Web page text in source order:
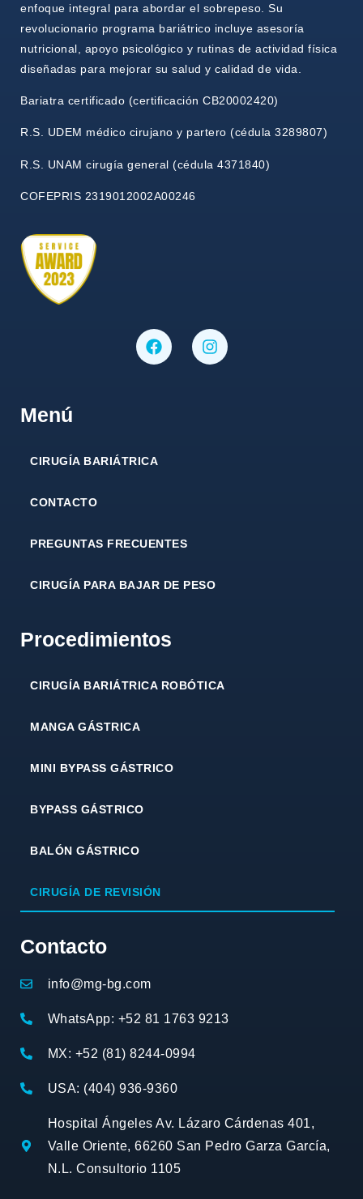
enfoque integral para abordar el sobrepeso. Su
revolucionario programa bariátrico incluye asesoría
nutricional, apoyo psicológico y rutinas de actividad física
diseñadas para mejorar su salud y calidad de vida.
Bariatra certificado (certificación CB20002420)
R.S. UDEM médico cirujano y partero (cédula 3289807)
R.S. UNAM cirugía general (cédula 4371840)
COFEPRIS 2319012002A00246
Menú
CIRUGÍA BARIÁTRICA
CONTACTO
PREGUNTAS FRECUENTES
CIRUGÍA PARA BAJAR DE PESO
Procedimientos
CIRUGÍA BARIÁTRICA ROBÓTICA
MANGA GÁSTRICA
MINI BYPASS GÁSTRICO
BYPASS GÁSTRICO
BALÓN GÁSTRICO
CIRUGÍA DE REVISIÓN
Contacto
info@mg-bg.com
WhatsApp: +52 81 1763 9213
MX: +52 (81) 8244-0994
USA: (404) 936-9360
Hospital Ángeles Av. Lázaro Cárdenas 401,
Valle Oriente, 66260 San Pedro Garza García,
N.L. Consultorio 1105